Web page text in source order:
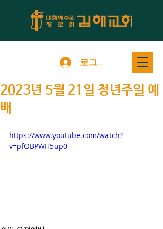
로그인
2023년 5월 21일 청년주일 예
배
https://www.youtube.com/watch?
v=pfOBPWH5up0